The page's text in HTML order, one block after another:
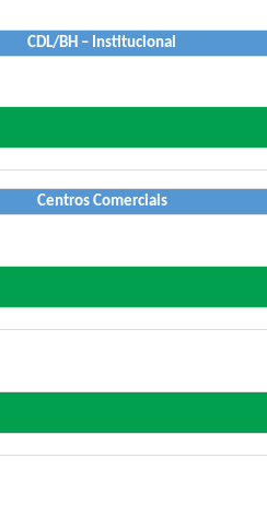
CDL/BH – Institucional
Centros Comerciais